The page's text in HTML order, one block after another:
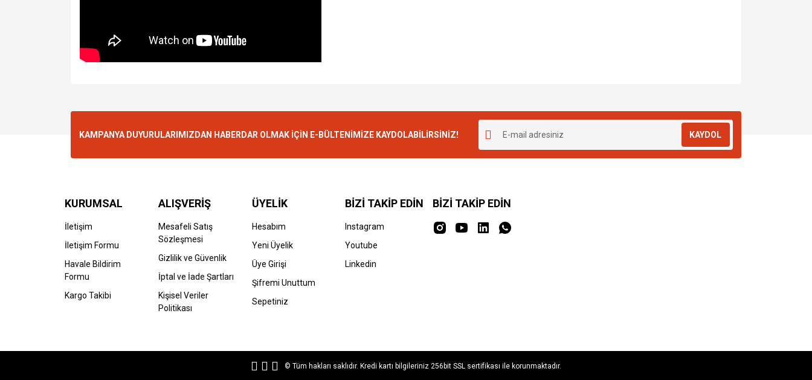
KAMPANYA DUYURULARIMIZDAN HABERDAR OLMAK İÇİN E-BÜLTENİMİZE KAYDOLABİLİRSİNİZ! KAYDOL
KURUMSAL
İletişim
İletişim Formu
Havale Bildirim
Formu
Kargo Takibi
ALIŞVERİŞ
Mesafeli Satış
Sözleşmesi
Gizlilik ve Güvenlik
İptal ve İade Şartları
Kişisel Veriler
Politikası
ÜYELİK
Hesabım
Yeni Üyelik
Üye Girişi
Şifremi Unuttum
Sepetiniz
BİZİ TAKİP EDİN
Instagram
Youtube
Linkedin
BİZİ TAKİP EDİN
© Tüm hakları saklıdır. Kredi kartı bilgileriniz 256bit SSL sertifikası ile korunmaktadır.